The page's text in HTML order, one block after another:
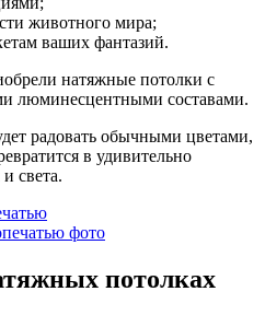
животного мира;
ваших фантазий.
натяжные потолки с
люминесцентными составами.
радовать обычными цветами,
в удивительно
света.
потолках